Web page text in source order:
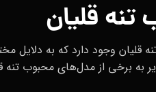
قلیان
تنه قلیان وجود دارد که به
به برخی از مدل‌های محبوب تنه